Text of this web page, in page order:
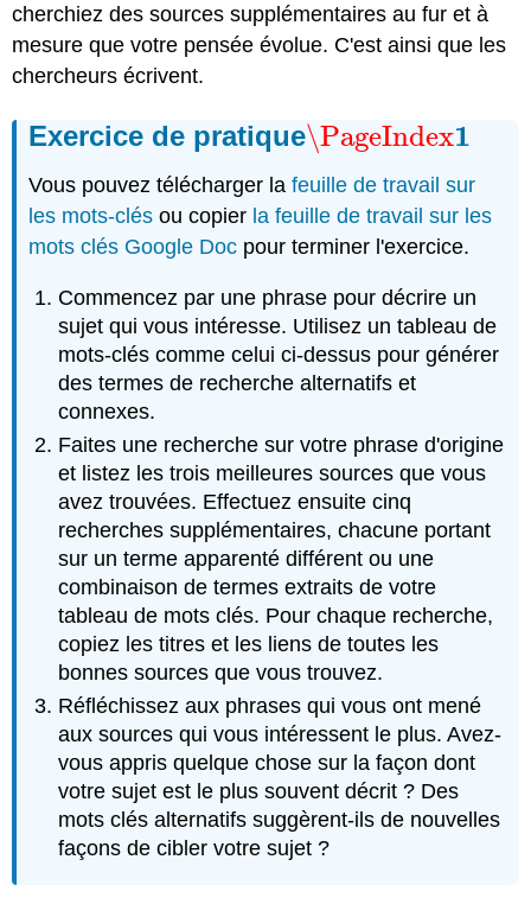
cherchiez des sources supplémentaires au fur et à
mesure que votre pensée évolue. C'est ainsi que les
chercheurs écrivent.
Exercice de pratique\PageIndex1
\PageIndex1
Vous pouvez télécharger lafeuille de travail sur
les mots-clés ou copier la feuille de travail sur les
mots clés Google Doc pour terminer l'exercice.
Commencez par une phrase pour décrire un
sujet qui vous intéresse. Utilisez un tableau de
mots-clés comme celui ci-dessus pour générer
des termes de recherche alternatifs et
connexes.
Faites une recherche sur votre phrase d'origine
et listez les trois meilleures sources que vous
avez trouvées. Effectuez ensuite cinq
recherches supplémentaires, chacune portant
sur un terme apparenté différent ou une
combinaison de termes extraits de votre
tableau de mots clés. Pour chaque recherche,
copiez les titres et les liens de toutes les
bonnes sources que vous trouvez.
Réfléchissez aux phrases qui vous ont mené
aux sources qui vous intéressent le plus. Avez-
vous appris quelque chose sur la façon dont
votre sujet est le plus souvent décrit ? Des
mots clés alternatifs suggèrent-ils de nouvelles
façons de cibler votre sujet ?